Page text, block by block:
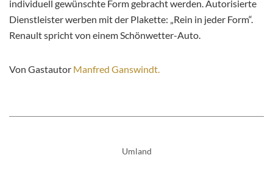
individuell gewünschte Form gebracht werden. Autorisierte
Dienstleister werben mit der Plakette: „Rein in jeder Form“.
Renault spricht von einem Schönwetter-Auto.
Von Gastautor Manfred Ganswindt.
Umland